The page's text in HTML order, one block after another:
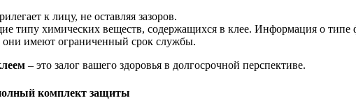
к лицу, не оставляя зазоров.
типу химических веществ, содержащихся в клее. Информация о типе
они имеют ограниченный срок службы.
– это залог вашего здоровья в долгосрочной перспективе.
комплект защиты